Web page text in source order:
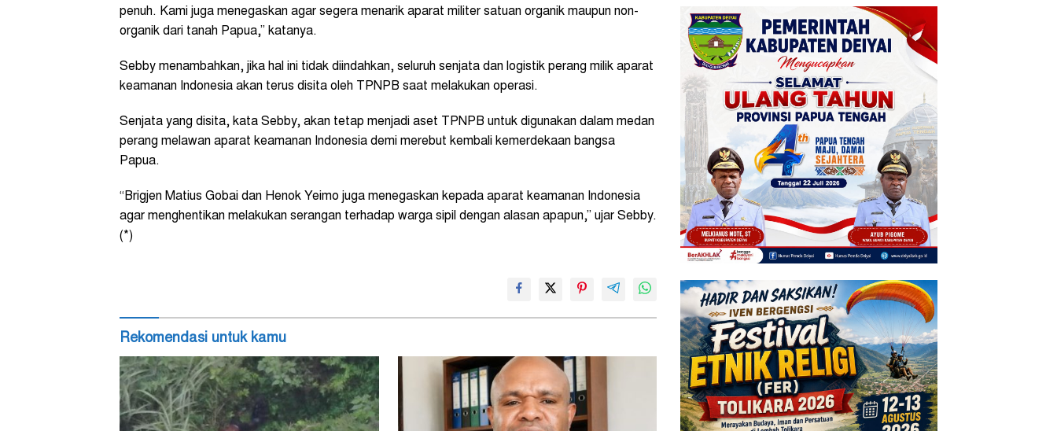
penuh. Kami juga menegaskan agar segera menarik aparat militer satuan organik maupun non-
organik dari tanah Papua,” katanya.
Sebby menambahkan, jika hal ini tidak diindahkan, seluruh senjata dan logistik perang milik aparat
keamanan Indonesia akan terus disita oleh TPNPB saat melakukan operasi.
Senjata yang disita, kata Sebby, akan tetap menjadi aset TPNPB untuk digunakan dalam medan
perang melawan aparat keamanan Indonesia demi merebut kembali kemerdekaan bangsa
Papua.
“Brigjen Matius Gobai dan Henok Yeimo juga menegaskan kepada aparat keamanan Indonesia
agar menghentikan melakukan serangan terhadap warga sipil dengan alasan apapun,” ujar Sebby.
(*)
Rekomendasi untuk kamu